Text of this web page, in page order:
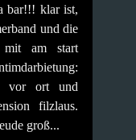
bar!!! klar ist,
und die
mit am start
vor ort und
filzlaus.
groß...